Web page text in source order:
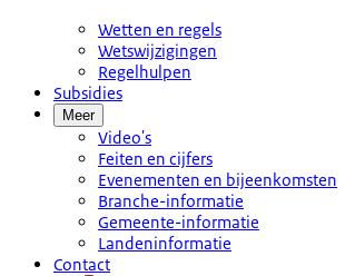
Wetten en regels
Wetswijzigingen
Regelhulpen
Subsidies
Meer
Video's
Feiten en cijfers
Evenementen en bijeenkomsten
Branche-informatie
Gemeente-informatie
Landeninformatie
Contact